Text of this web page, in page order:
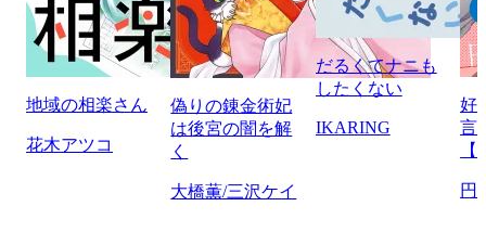
地域の相楽さん
花木アツコ
偽りの錬金術妃
は後宮の闇を解
く
大橋薫/三沢ケイ
だるくてナニも
したくない
IKARING
好
言
円